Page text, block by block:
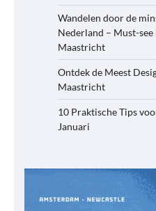
Wandelen door de
Nederland – Must-
Maastricht
Ontdek de Meest
Maastricht
10 Praktische Tips
Januari